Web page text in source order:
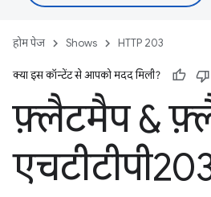
होम पेज Shows HTTP 203
क्या इस कॉन्टेंट से आपको मदद मिली?
फ़्लैटमैप &